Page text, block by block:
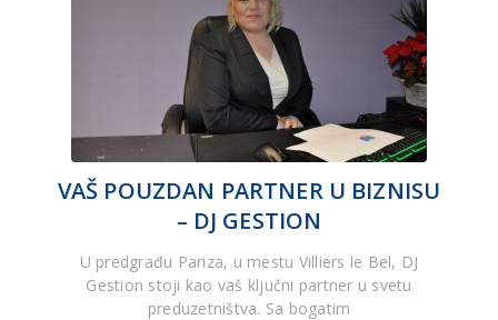
VAŠ POUZDAN PARTNER U BIZNISU
– DJ GESTION
U predgrađu Pariza, u mestu Villiers le Bel, DJ
Gestion stoji kao vaš ključni partner u svetu
preduzetništva. Sa bogatim